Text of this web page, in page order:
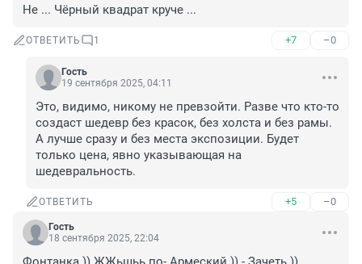
Не ... Чёрный квадрат круче ...
ОТВЕТИТЬ 1 +7 –0
Гость
19 сентября 2025, 04:11
Это, видимо, никому не превзойти. Разве что кто-то
создаст шедевр без красок, без холста и без рамы.
А лучше сразу и без места экспозиции. Будет
только цена, явно указывающая на
шедевральность.
ОТВЕТИТЬ +5 –0
Гость
18 сентября 2025, 22:04